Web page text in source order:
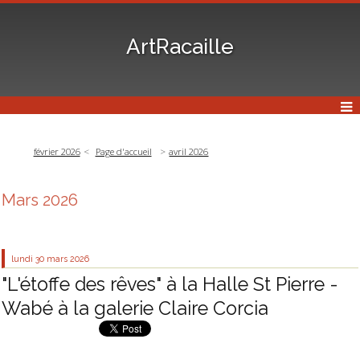
ArtRacaille
février 2026 Page d'accueil avril 2026
Mars 2026
lundi 30 mars 2026
"L'étoffe des rêves" à la Halle St Pierre -
Wabé à la galerie Claire Corcia